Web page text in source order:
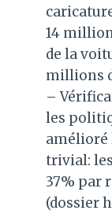
14
de la
millions
–
les
amélioré
trivial:
37% par
(dossier